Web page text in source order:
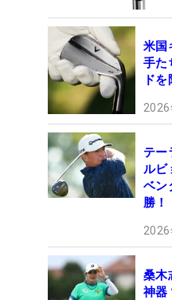
米国
手た
ド
テー
ルビ
ベン
勝！
桑木
神器